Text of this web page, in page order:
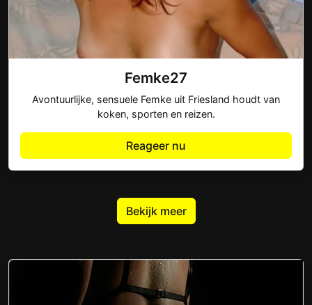
Femke27
Avontuurlijke, sensuele Femke uit Friesland houdt van
koken, sporten en reizen.
Reageer nu
Bekijk meer